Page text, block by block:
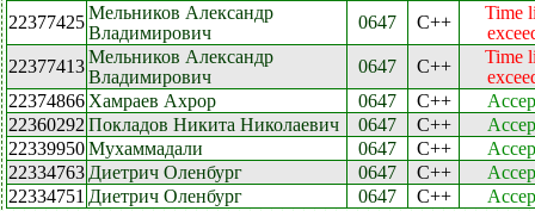
22377425Мельников Александр
Владимирович
0647 C++
Time
22377413Мельников Александр
Владимирович
0647 C++
Time
22374866 Хамраев Ахрор 0647 C++
22360292 Покладов Никита Николаевич 0647 C++
22339950Мухаммадали 0647 C++
22334763 Диетрич Оленбург 0647 C++
22334751 Диетрич Оленбург 0647 C++